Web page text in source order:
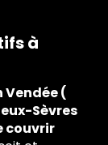
à
Vendée (
Sèvres
couvrir